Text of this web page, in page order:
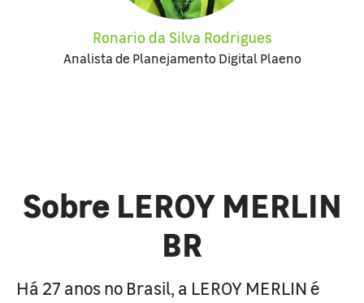
Ronario da Silva Rodrigues
Analista de Planejamento Digital Plaeno
Sobre LEROY MERLIN
BR
Há 27 anos no Brasil, a LEROY MERLIN é